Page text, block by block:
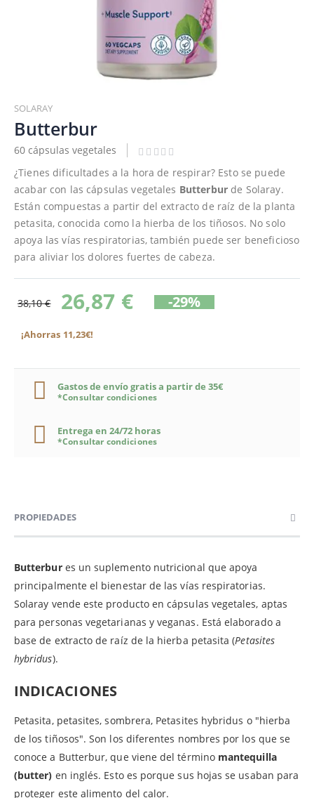
al
comienzo
de
la
galería
de
imágenes
SOLARAY
Butterbur
60 cápsulas vegetales
¿Tienes dificultades a la hora de respirar? Esto se puede
acabar con las cápsulas vegetales Butterbur de Solaray.
Están compuestas a partir del extracto de raíz de la planta
petasita, conocida como la hierba de los tiñosos. No solo
apoya las vías respiratorias, también puede ser beneficioso
para aliviar los dolores fuertes de cabeza.
38,10 € 26,87 € -29%
¡Ahorras 11,23€!
Gastos de envío gratis a partir de 35€
*Consultar condiciones
Entrega en 24/72 horas
*Consultar condiciones
PROPIEDADES
Butterbures un suplemento nutricional que apoya
principalmente el bienestar de las vías respiratorias.
Solaray vende este producto en cápsulas vegetales, aptas
para personas vegetarianas y veganas. Está elaborado a
base de extracto de raíz de la hierba petasita (Petasites
hybridus).
INDICACIONES
Petasita, petasites, sombrera, Petasites hybridus o "hierba
de los tiñosos". Son los diferentes nombres por los que se
conoce a Butterbur, que viene del término mantequilla
(butter) en inglés. Esto es porque sus hojas se usaban para
proteger este alimento del calor.